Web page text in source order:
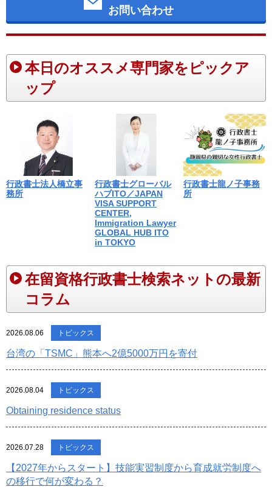
お問い合わせ
本日のオススメ専門家をピックア
ップ
行政書士法人橋立事
務所
行政書士グローバル
ハブITO／JAPAN
VISA SUPPORT
CENTER,
Immigration Lawyer
GLOBAL HUB ITO
in TOKYO
行政書士龍ノ子事務
所
在留資格行政書士検索ネットの最新
コラム
2026.08.06 トピックス
台湾の「TSMC」熊本へ2億5000万円を寄付
2026.08.04 トピックス
Obtaining residence status
2026.07.28 トピックス
【2027年からスタート】技能実習制度から育成就労制度へ
の移行で何が変わる？